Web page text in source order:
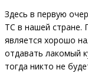
Здесь в первую
ТС в нашей стране.
является хорошо
отдавать лакомый
тогда никто не